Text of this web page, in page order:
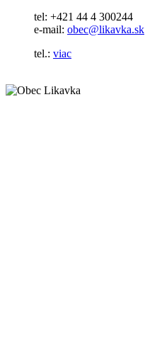
tel: +421 44 4 300244
e-mail: obec@likavka.sk
tel.: viac